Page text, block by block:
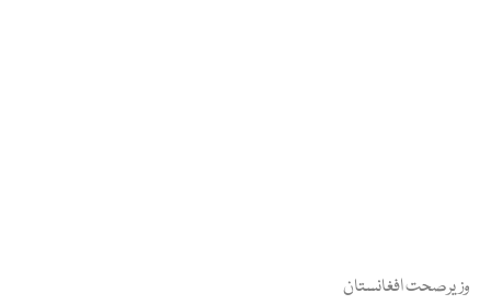
وزیرصحت افغانستان